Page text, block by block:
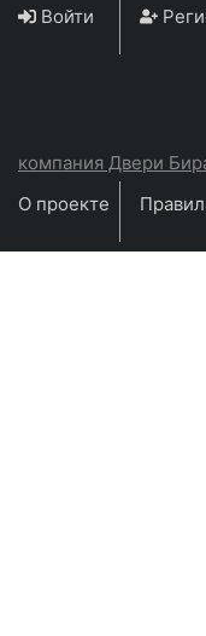
Войти
компания Двери
О проекте